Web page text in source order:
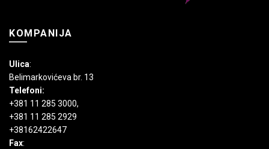
KOMPANIJA
Ulica:
Belimarkovićeva br. 13
Telefoni:
+381 11 285 3000,
+381 11 285 2929
+38162422647
Fax: